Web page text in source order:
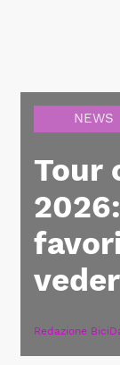
NEWS
Tour
Redazione